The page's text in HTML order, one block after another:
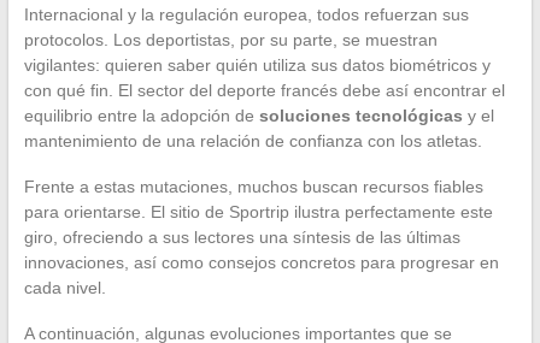
Internacional y la regulación europea, todos refuerzan sus
protocolos. Los deportistas, por su parte, se muestran
vigilantes: quieren saber quién utiliza sus datos biométricos y
con qué fin. El sector del deporte francés debe así encontrar el
equilibrio entre la adopción de soluciones tecnológicas y el
mantenimiento de una relación de confianza con los atletas.
Frente a estas mutaciones, muchos buscan recursos fiables
para orientarse. El sitio de Sportrip ilustra perfectamente este
giro, ofreciendo a sus lectores una síntesis de las últimas
innovaciones, así como consejos concretos para progresar en
cada nivel.
A continuación, algunas evoluciones importantes que se